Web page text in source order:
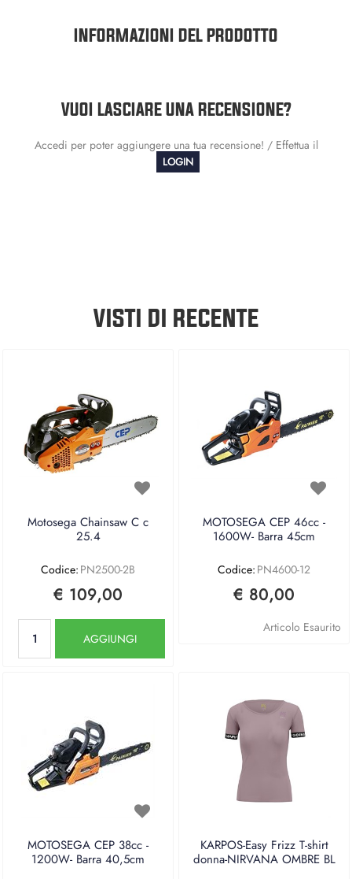
INFORMAZIONI DEL PRODOTTO
VUOI LASCIARE UNA RECENSIONE?
Accedi per poter aggiungere una tua recensione! / Effettua il
LOGIN
VISTI DI RECENTE
Motosega Chainsaw C c
25.4
Codice: PN2500-2B
€ 109,00
AGGIUNGI
MOTOSEGA CEP 46cc -
1600W- Barra 45cm
Codice: PN4600-12
€ 80,00
Articolo Esaurito
MOTOSEGA CEP 38cc -
1200W- Barra 40,5cm
KARPOS-Easy Frizz T-shirt
donna-NIRVANA OMBRE BL